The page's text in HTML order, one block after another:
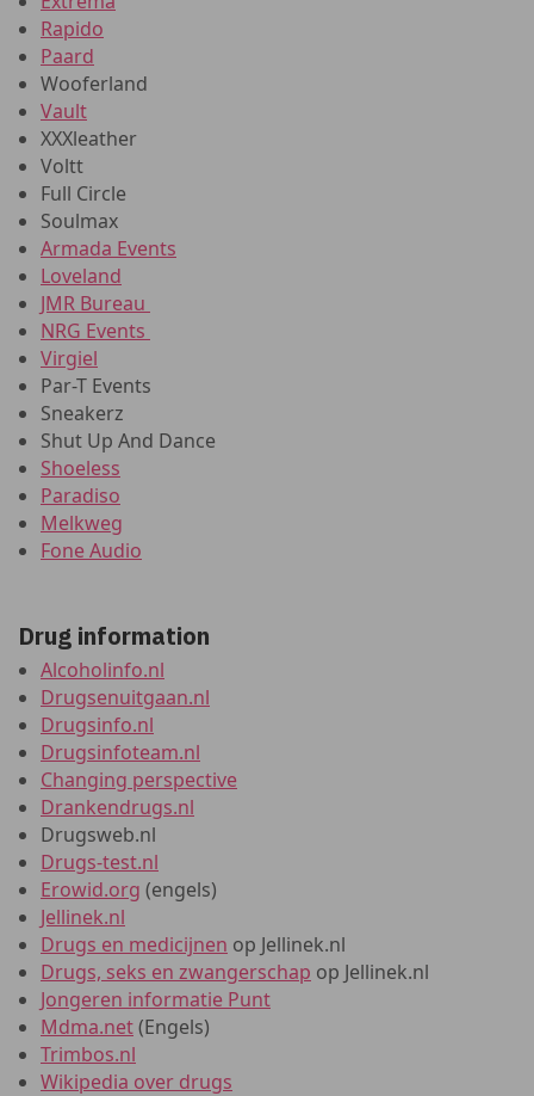
Rapido
Paard
Wooferland
Vault
XXXleather
Voltt
Full Circle
Soulmax
Armada Events
Loveland
JMR Bureau
NRG Events
Virgiel
Par-T Events
Sneakerz
Shut Up And Dance
Shoeless
Paradiso
Melkweg
Fone Audio
Drug information
Alcoholinfo.nl
Drugsenuitgaan.nl
Drugsinfo.nl
Drugsinfoteam.nl
Changing perspective
Drankendrugs.nl
Drugsweb.nl
Drugs-test.nl
Erowid.org (engels)
Jellinek.nl
Drugs en medicijnen op Jellinek.nl
Drugs, seks en zwangerschap op Jellinek.nl
Jongeren informatie Punt
Mdma.net(Engels)
Trimbos.nl
Wikipedia over drugs